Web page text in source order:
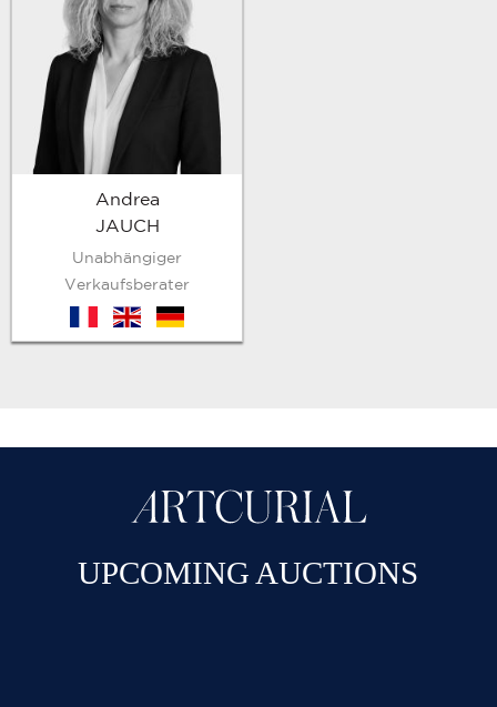
Andrea
JAUCH
Unabhängiger
Verkaufsberater
en de
UPCOMING AUCTIONS